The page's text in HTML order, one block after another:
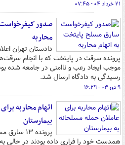
۲۱ خرداد ۰۴ - ۰۷:۴۵
صدور کیفرخواست
محاربه
دادستان تهران
پرونده سرقت در پایتخت که با انجام
موجب ایجاد رعب و ناامنی در جامعه شده
رسیدگی به دادگاه ارسال شد.
۹ دی ۰۳ - ۱۶:۲۹
اتهام محاربه
بیمارستان
پرونده